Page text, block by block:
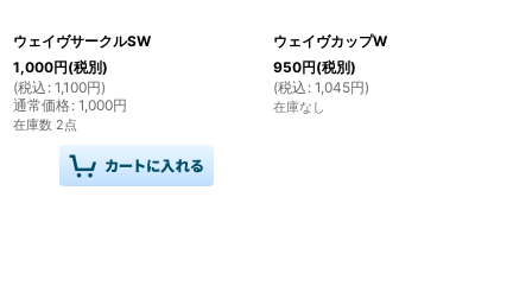
ウェイヴサークルSW
1,000円(税別)
(税込 : 1,100円)
通常価格: 1,000円
在庫数 2点
ウェイヴカップW
950円(税別)
(税込 : 1,045円)
在庫なし